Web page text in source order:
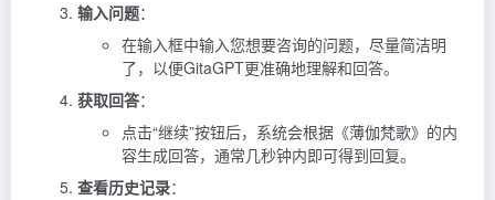
输入问题：
在输入框中输入您想要咨询的问题，尽量简洁明
了，以便GitaGPT更准确地理解和回答。
获取回答：
点击“继续”按钮后，系统会根据《薄伽梵歌》的内
容生成回答，通常几秒钟内即可得到回复。
查看历史记录：